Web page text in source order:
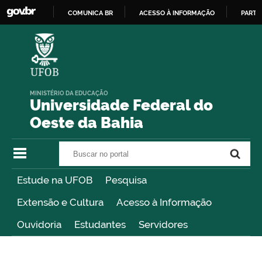
COMUNICA BR ACESSO À INFORMAÇÃO
Universidade Federal do
Oeste da Bahia
MINISTÉRIO DA EDUCAÇÃO
Estude na UFOB
Pesquisa
Extensão e Cultura
Acesso à Informação
Ouvidoria
Estudantes Servidores